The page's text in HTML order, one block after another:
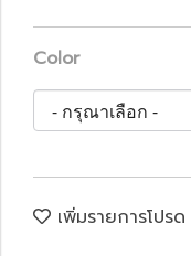
Color
เพิ่มรายการโปรด